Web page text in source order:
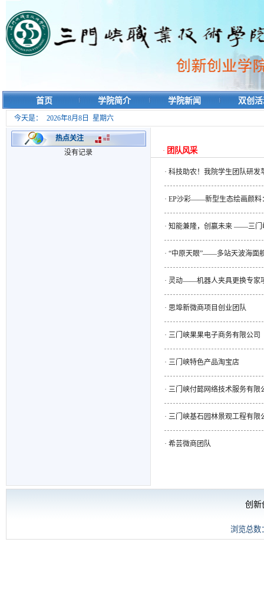
首页 学院简介 学院新闻 双创
今天是： 2026年8月8日 星期六
热点关注
没有记录
· 团队风采
· 科技助农！我院学生团队研发
· EP沙彩——新型生态绘画颜料
· 知能兼隆，创赢未来 ——三门
· “中原天眼”——多站天波海面
· 灵动——机器人夹具更换专家
· 思埠新微商项目创业团队
· 三门峡果果电子商务有限公司
· 三门峡特色产品淘宝店
· 三门峡付懿网络技术服务有限
· 三门峡基石园林景观工程有限
· 希芸微商团队
创新
浏览总数